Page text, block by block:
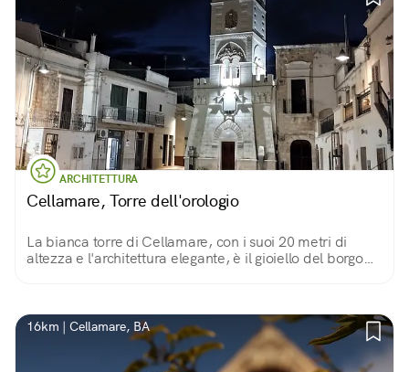
ARCHITETTURA
Cellamare, Torre dell'orologio
La bianca torre di Cellamare, con i suoi 20 metri di
altezza e l'architettura elegante, è il gioiello del borgo
16km | Cellamare, BA